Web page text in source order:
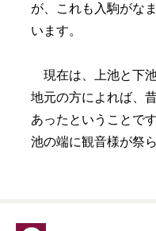
が、これも入駒がな
います。
現在は、上池と下池
地元の方によれば、
あったということで
池の端に観音様が祭